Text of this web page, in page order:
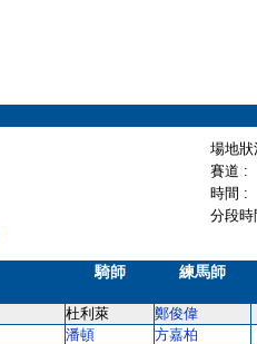
場地
賽道 :
時間 :
分段
騎師 練馬師
杜利萊 鄭俊偉
潘頓 方嘉柏